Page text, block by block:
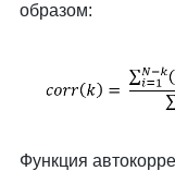
образом:
Функция